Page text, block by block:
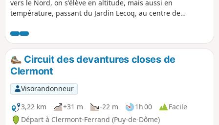
vers le Nord, on s'élève en altitude, mais aussi en
température, passant du Jardin Lecoq, au centre de
dans lequel est aménagé un jardin méditerranéen, puis par
la très belle fresque du collectif End To End célébrant la
forêt amazonienne, avant de grimper sérieusement pour
atteindre l'ancien oppidum gaulois sur le site des Côtes de
Clermont, à près de 600 m d'altitude.
Circuit des devantures closes de
Clermont
Visorandonneur
3,22 km
+31 m -22 m 1h 00
Facile
Départ à Clermont-Ferrand (Puy-de-Dôme)